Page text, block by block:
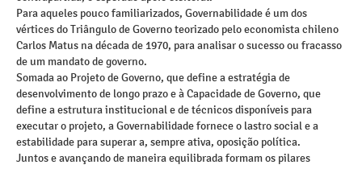
Para aqueles pouco familiarizados, Governabilidade é um dos
vértices do Triângulo de Governo teorizado pelo economista chileno
Carlos Matus na década de 1970, para analisar o sucesso ou fracasso
de um mandato de governo.
Somada ao Projeto de Governo, que define a estratégia de
desenvolvimento de longo prazo e à Capacidade de Governo, que
define a estrutura institucional e de técnicos disponíveis para
executar o projeto, a Governabilidade fornece o lastro social e a
estabilidade para superar a, sempre ativa, oposição política.
Juntos e avançando de maneira equilibrada formam os pilares